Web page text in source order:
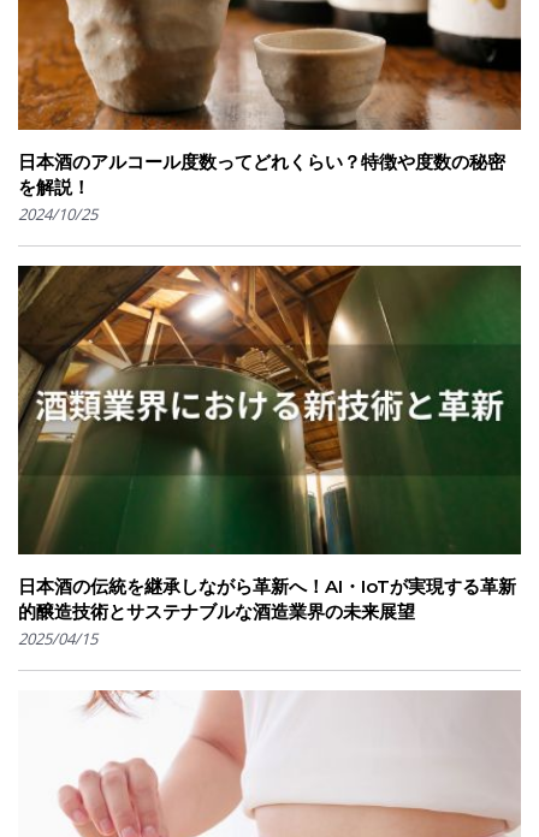
日本酒のアルコール度数ってどれくらい？特徴や度数の秘密
を解説！
2024/10/25
日本酒の伝統を継承しながら革新へ！AI・IoTが実現する革新
的醸造技術とサステナブルな酒造業界の未来展望
2025/04/15